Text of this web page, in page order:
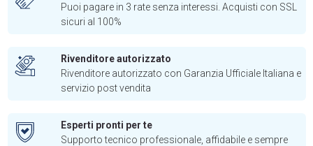
Puoi pagare in 3 rate senza interessi. Acquisti con SSL
sicuri al 100%
Rivenditore autorizzato
Rivenditore autorizzato con Garanzia Ufficiale Italiana e
servizio post vendita
Esperti pronti per te
Supporto tecnico professionale, affidabile e sempre